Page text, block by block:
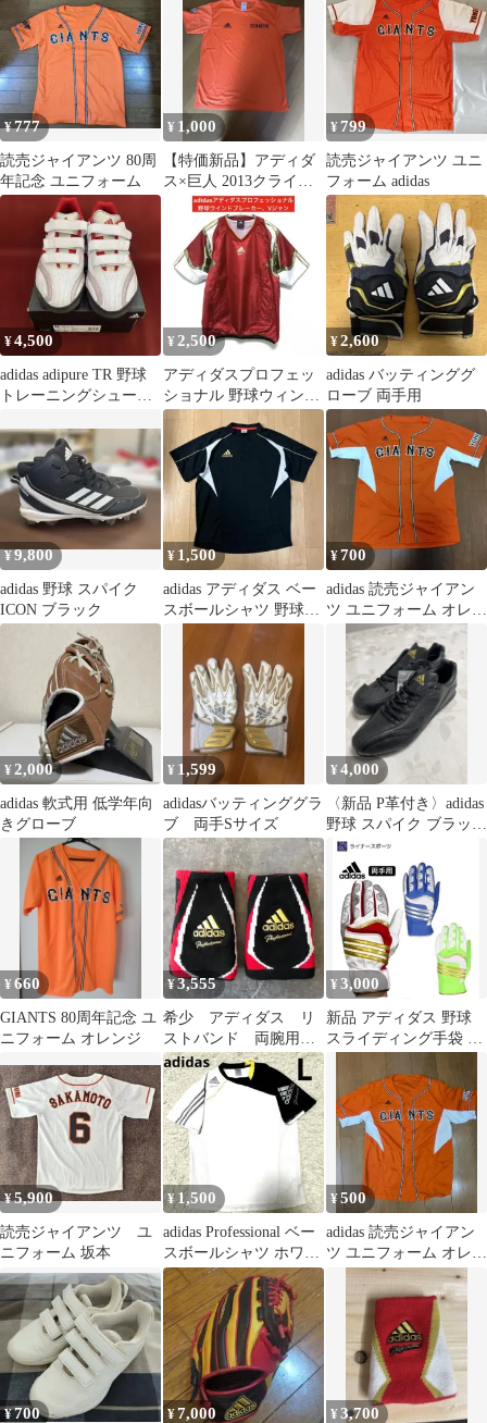
¥777
読売ジャイアンツ 80周
年記念 ユニフォーム
¥ 1,000
【特価新品】アディダ
ス×巨人 2013クライマ
ックスシリーズ記念T
シャツ
¥ 799
読売ジャイアンツ ユニ
フォーム adidas
¥4,500
adidas adipure TR 野球
トレーニングシューズ
¥ 2,500
アディダスプロフェッ
ショナル 野球ウィンド
ブレーカー 、Vジャ
ン、レッド、M
¥2,600
adidas バッティンググ
ローブ 両手用
¥9,800
adidas 野球 スパイク
ICON ブラック
¥ 1,500
adidas アディダス ベー
スボールシャツ 野球練
¥700
adidas 読売ジャイアン
ツ ユニフォーム オレン
¥2,000
adidas 軟式用 低学年向
きグローブ
¥ 1,599
adidasバッティンググラ
ブ 両手Sサイズ
¥4,000
〈新品 P革付き〉adidas
野球 スパイク ブラック
ゴールド
¥660
GIANTS 80周年記念 ユ
ニフォーム オレンジ
¥3,555
希少 アディダス リ
ストバンド 両腕用
西岡剛モデル 野球
黒×金×赤×白 ロゴ
¥ 3,000
新品 アディダス 野球
スライディング手袋 走
LBG704
¥5,900
読売ジャイアンツ ユ
ニフォーム 坂本
¥ 1,500
adidas Professional ベー
スボールシャツ ホワイ
ト/ブラックL
¥500
adidas 読売ジャイアン
ツ ユニフォーム オレン
¥700 ¥7,000 ¥3,700